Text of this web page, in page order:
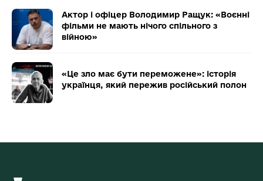
Актор і офіцер Володимир Ращук: «Воєнні
фільми не мають нічого спільного з
війною»
«Це зло має бути переможене»: історія
українця, який пережив російський полон